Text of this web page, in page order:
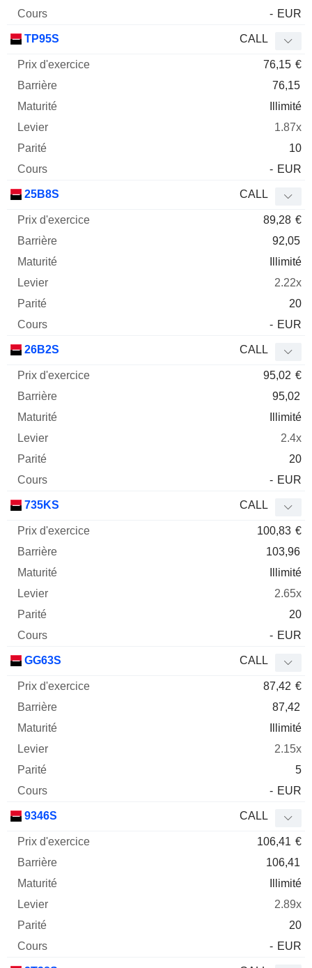
- EUR
TP95S CALL
76,15 €
76,15
Illimité
1.87x
10
- EUR
25B8S CALL
89,28 €
92,05
Illimité
2.22x
20
- EUR
26B2S CALL
95,02 €
95,02
Illimité
2.4x
20
- EUR
735KS CALL
100,83 €
103,96
Illimité
2.65x
20
- EUR
GG63S CALL
87,42 €
87,42
Illimité
2.15x
5
- EUR
9346S CALL
106,41 €
106,41
Illimité
2.89x
20
- EUR